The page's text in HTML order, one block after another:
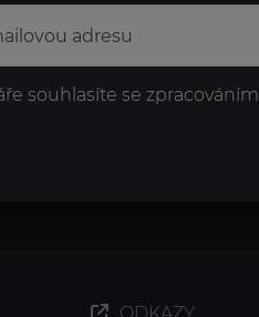
souhlasíte se